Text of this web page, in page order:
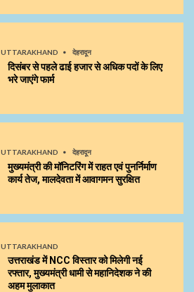
UTTARAKHAND देहरादून
दिसंबर से पहले ढाई हजार से अधिक पदों के लिए
भरे जाएंगे फार्म
UTTARAKHAND देहरादून
मुख्यमंत्री की मॉनिटरिंग में राहत एवं पुनर्निर्माण
कार्य तेज, मालदेवता में आवागमन सुरक्षित
UTTARAKHAND
उत्तराखंड में NCC विस्तार को मिलेगी नई
रफ्तार, मुख्यमंत्री धामी से महानिदेशक ने की
अहम मुलाकात